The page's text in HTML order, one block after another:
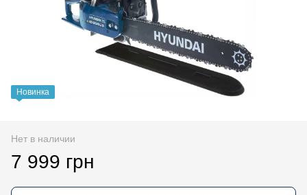
Новинка
Нет в наличии
7 999 грн